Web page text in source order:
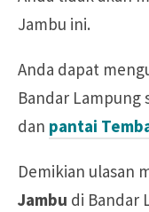
Jambu ini.
Anda dapat
Bandar Lampung
dan pantai
Demikian ulasan
Jambu di Bandar